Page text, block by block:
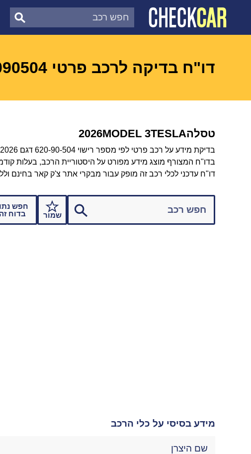
דו"ח בדיקה לרכב פרטי 62090504
טסלהTESLA
MODEL 3
2026
בדיקת מידע על רכב פרטי לפי מספר רישוי 620-90-504 דגם TESLA MODEL 3 2026.
בדו"ח המצורף מוצג מידע מפורט על היסטוריית הרכב, בעלות
דו"ח עדכני לכלי רכב זה מופק עבור מבקרי אתר צ'ק קאר בחינם
שמור
חפש
בדוח זה
מידע בסיסי על כלי הרכב
שם היצרן